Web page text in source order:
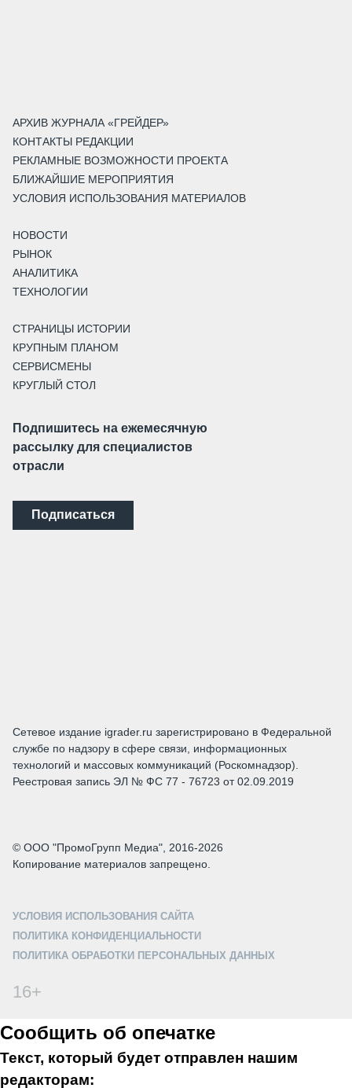
АРХИВ ЖУРНАЛА «ГРЕЙДЕР»
КОНТАКТЫ РЕДАКЦИИ
РЕКЛАМНЫЕ ВОЗМОЖНОСТИ ПРОЕКТА
БЛИЖАЙШИЕ МЕРОПРИЯТИЯ
УСЛОВИЯ ИСПОЛЬЗОВАНИЯ МАТЕРИАЛОВ
НОВОСТИ
РЫНОК
АНАЛИТИКА
ТЕХНОЛОГИИ
СТРАНИЦЫ ИСТОРИИ
КРУПНЫМ ПЛАНОМ
СЕРВИСМЕНЫ
КРУГЛЫЙ СТОЛ
Подпишитесь на ежемесячную
рассылку для специалистов
отрасли
Подписаться
Сетевое издание igrader.ru зарегистрировано в Федеральной
службе по надзору в сфере связи, информационных
технологий и массовых коммуникаций (Роскомнадзор).
Реестровая запись ЭЛ № ФС 77 - 76723 от 02.09.2019
© ООО "ПромоГрупп Медиа", 2016-2026
Копирование материалов запрещено.
УСЛОВИЯ ИСПОЛЬЗОВАНИЯ САЙТА
ПОЛИТИКА КОНФИДЕНЦИАЛЬНОСТИ
ПОЛИТИКА ОБРАБОТКИ ПЕРСОНАЛЬНЫХ ДАННЫХ
16+
Сообщить об опечатке
Текст, который будет отправлен нашим
редакторам: